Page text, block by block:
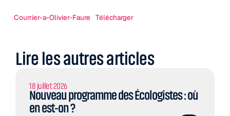
Courrier-a-Olivier-Faure Télécharger
Lire les autres articles
18 juillet 2026
Nouveau programme des Écologistes : où
en est-on ?